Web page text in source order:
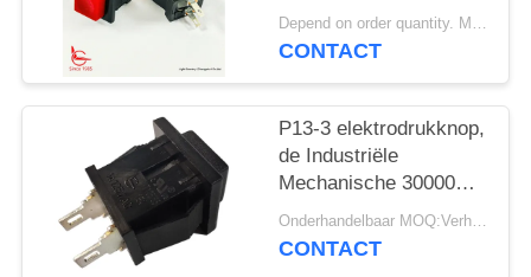
14mm*14mm, ON OFF,
UL VDE ENEC
Depend on order quantity. MOQ:1000 stuks
CONTACT
P13-3 elektrodrukknop,
de Industriële
Mechanische 30000
Cycli van de
Drukknopschakelaar
Onderhandelbaar MOQ:Verhandelbaar
CONTACT